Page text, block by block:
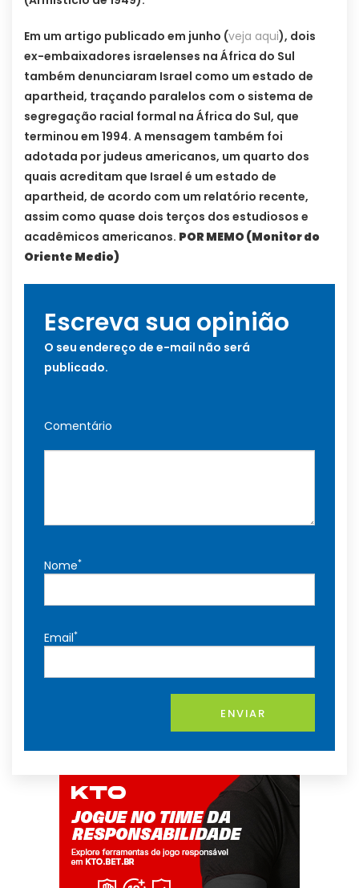
Em um artigo publicado em junho (veja aqui), dois
ex-embaixadores israelenses na África do Sul
também denunciaram Israel como um estado de
apartheid, traçando paralelos com o sistema de
segregação racial formal na África do Sul, que
terminou em 1994. A mensagem também foi
adotada por judeus americanos, um quarto dos
quais acreditam que Israel é um estado de
apartheid, de acordo com um relatório recente,
assim como quase dois terços dos estudiosos e
acadêmicos americanos. POR MEMO (Monitor do
Oriente Medio)
Escreva sua opinião
O seu endereço de e-mail não será
publicado.
Comentário
Nome*
Email*
ENVIAR